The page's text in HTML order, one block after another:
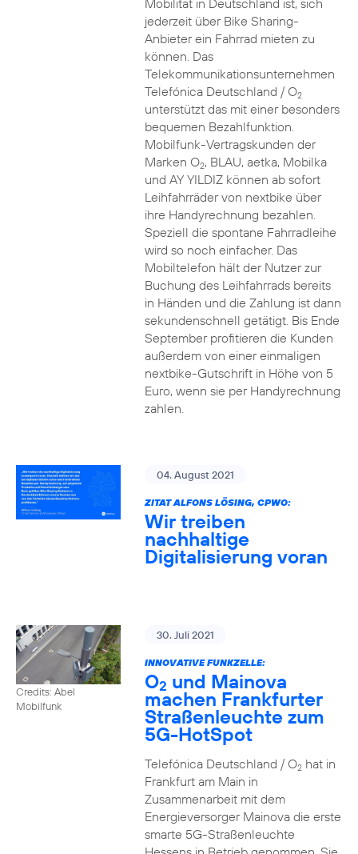
Mobilität in Deutschland ist, sich
jederzeit über Bike Sharing-
Anbieter ein Fahrrad mieten zu
können. Das
Telekommunikationsunternehmen
Telefónica Deutschland / O2
unterstützt das mit einer besonders
bequemen Bezahlfunktion.
Mobilfunk-Vertragskunden der
Marken O2, BLAU, aetka, Mobilka
und AY YILDIZ können ab sofort
Leihfahrräder von nextbike über
ihre Handyrechnung bezahlen.
Speziell die spontane Fahrradleihe
wird so noch einfacher. Das
Mobiltelefon hält der Nutzer zur
Buchung des Leihfahrrads bereits
in Händen und die Zahlung ist dann
sekundenschnell getätigt. Bis Ende
September profitieren die Kunden
außerdem von einer einmaligen
nextbike-Gutschrift in Höhe von 5
Euro, wenn sie per Handyrechnung
zahlen.
04. August 2021
ZITAT ALFONS LÖSING, CPWO:
Wir treiben
nachhaltige
Digitalisierung voran
Credits: Abel
Mobilfunk
30. Juli 2021
INNOVATIVE FUNKZELLE:
O2 und Mainova
machen Frankfurter
Straßenleuchte zum
5G-HotSpot
Telefónica Deutschland / O2hat in
Frankfurt am Main in
Zusammenarbeit mit dem
Energieversorger Mainova die erste
smarte 5G-Straßenleuchte